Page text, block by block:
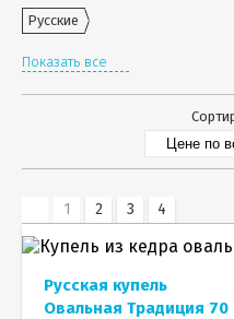
Русские
Показать все
1 2 3 4
Русская купель
Овальная Традиция 70